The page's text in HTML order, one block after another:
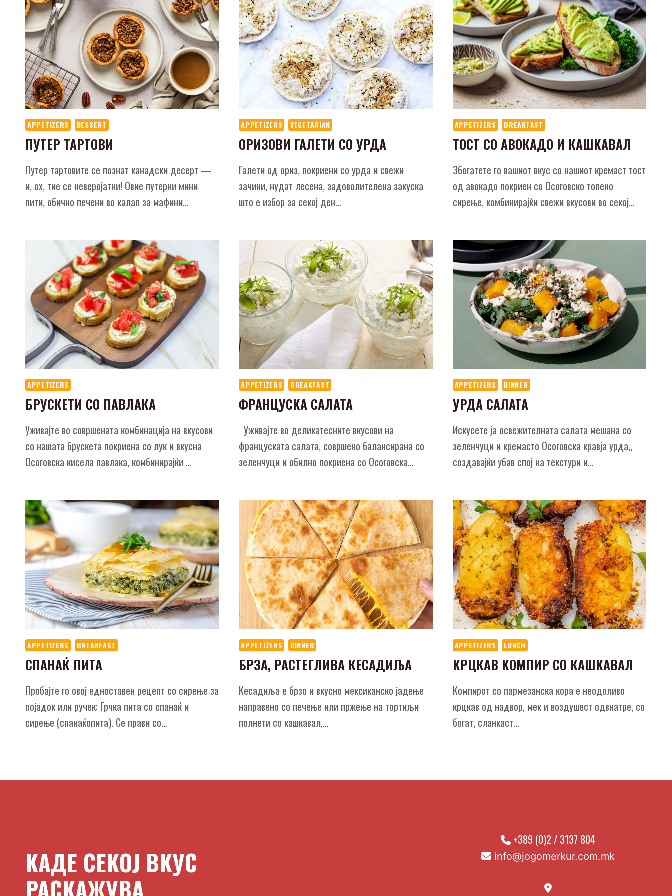
APPETIZERS DESSERT
ПУТЕР ТАРТОВИ
Путер тартовите се познат канадски десерт —
и, ох, тие се неверојатни! Овие путерни мини
пити, обично печени во калап за мафини…
APPETIZERS VEGETARIAN
ОРИЗОВИ ГАЛЕТИ СО УРДА
Галети од ориз, покриени со урда и свежи
зачини, нудат лесена, задоволителена закуска
што е избор за секој ден…
APPETIZERS BREAKFAST
ТОСТ СО АВОКАДО И КАШКАВАЛ
Збогатете го вашиот вкус со нашиот кремаст тост
од авокадо покриен со Осоговско топено
сирење, комбинирајќи свежи вкусови во секој…
APPETIZERS
БРУСКЕТИ СО ПАВЛАКА
Уживајте во совршената комбинација на вкусови
со нашата брускета покриена со лук и вкусна
Осоговска кисела павлака, комбинирајќи …
APPETIZERS BREAKFAST
ФРАНЦУСКА САЛАТА
Уживајте во деликатесните вкусови на
француската салата, совршено балансирана со
зеленчуци и обилно покриена со Осоговска…
APPETIZERS DINNER
УРДА САЛАТА
Искусете ја освежителната салата мешана со
зеленчуци и кремасто Осоговска кравја урда,,
создавајќи убав спој на текстури и…
APPETIZERS BREAKFAST
СПАНАЌ ПИТА
Пробајте го овој едноставен рецепт со сирење за
појадок или ручек: Грчка пита со спанаќ и
сирење (спанаќопита). Се прави со…
APPETIZERS DINNER
БРЗА, РАСТЕГЛИВА КЕСАДИЉА
Кесадиља е брзо и вкусно мексиканско јадење
направено со печење или пржење на тортиљи
полнети со кашкавал,…
APPETIZERS LUNCH
КРЦКАВ КОМПИР СО КАШКАВАЛ
Компирот со пармезанска кора е неодоливо
крцкав од надвор, мек и воздушест одвнатре, со
богат, сланкаст…
КАДЕ СЕКОЈ ВКУС
РАСКАЖУВА
+389 (0)2 / 3137 804
info@jogomerkur.com.mk